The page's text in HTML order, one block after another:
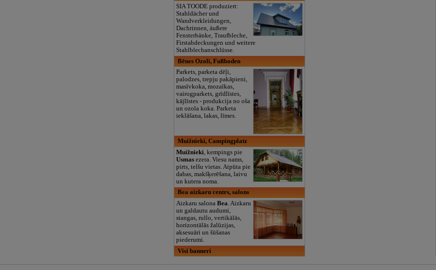
SIA TOODE produziert:
Stahldächer und
Wandverkleidungen,
Dachrinnen, äußere
Fensterbänke, Traufbleche,
Firstabdeckungen und weitere
Stahlblechanschlüsse.
Bēnes Ozoli, Fußboden
Parkets, parketa dēļi,
palodzes, trepju pakāpieni,
masīvkoka, mozaīkas,
vairogparkets, grīdlīstes,
kājlīstes - produkcija no oša
un ozola koka. Parketa
ieklāšana, lakas, līmes.
Muižnieki, Campingplatz
Muižnieki , kempings pie
Usmas ezera. Viesu nams,
pirts, telšu vietas. Atpūta pie
dabas, makšķerēšana, laivu
un kutera noma.
Bea aizkaru centrs, salons
Aizkaru salonaBea. Aizkaru
un galdautu audumi,
stangas, rullo, vertikālās,
horizontālās žalūzijas,
aksesuāri un šūšanas
piederumi.
Visi banneri